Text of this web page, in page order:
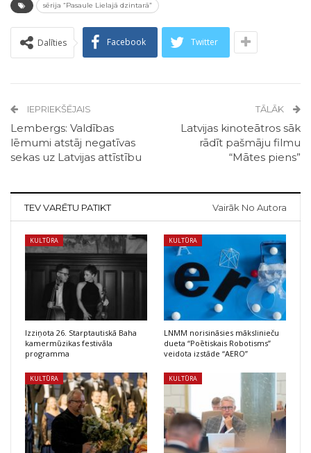
sērija “Pasaule Lielajā dzintarā”
Dalīties Facebook Twitter
IEPRIEKŠĒJAIS
Lembergs: Valdības
lēmumi atstāj negatīvas
sekas uz Latvijas attīstību
TĀLĀK
Latvijas kinoteātros sāk
rādīt pašmāju filmu
“Mātes piens”
TEV VARĒTU PATIKT Vairāk No Autora
KULTŪRA
Izziņota 26. Starptautiskā Baha
kamermūzikas festivāla
programma
KULTŪRA
LNMM norisināsies mākslinieču
dueta “Poētiskais Robotisms”
veidota izstāde “AERO”
KULTŪRA KULTŪRA